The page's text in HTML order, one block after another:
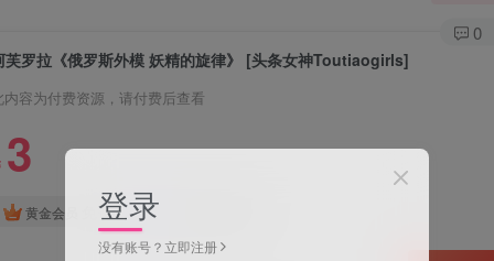
0
芙罗拉《俄罗斯外模 妖精的旋律》 [头条女神Toutiaogirls]
内容为付费资源，请付费后查看
3
黄金会员 免费
登录
没有账号？立即注册